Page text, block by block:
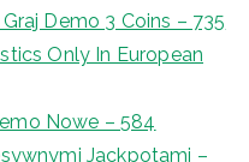
Demo 3 Coins – 735
Only In European
Nowe – 584
Jackpotami –